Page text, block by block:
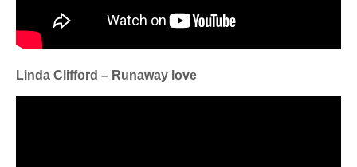
Linda Clifford – Runaway love